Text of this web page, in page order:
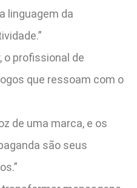
linguagem da
o profissional de
que ressoam com o
de uma marca, e os
são seus